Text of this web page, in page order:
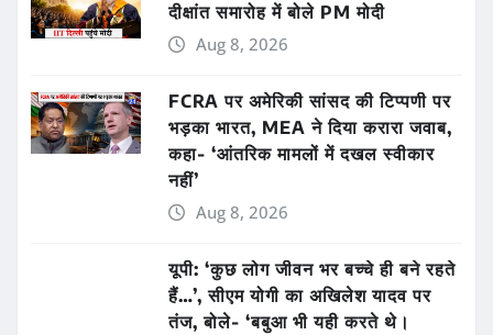
दीक्षांत समारोह में बोले PM मोदी
Aug 8, 2026
FCRA पर अमेरिकी सांसद की टिप्पणी पर
भड़का भारत, MEA ने दिया करारा जवाब,
कहा- ‘आंतरिक मामलों में दखल स्वीकार
नहीं’
Aug 8, 2026
यूपी: ‘कुछ लोग जीवन भर बच्चे ही बने रहते
हैं…’, सीएम योगी का अखिलेश यादव पर
तंज, बोले- ‘बबुआ भी यही करते थे।